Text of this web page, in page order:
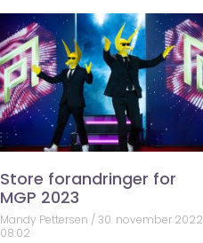
Store forandringer for
MGP 2023
Mandy Pettersen
30. november 2022
08:02